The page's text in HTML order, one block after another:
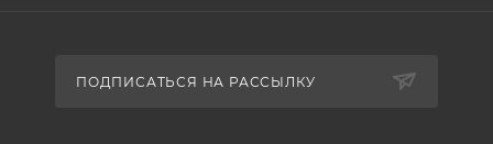
ПОДПИСАТЬСЯ НА РАССЫЛКУ